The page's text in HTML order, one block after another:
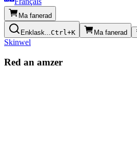
Ma fanerad
Enklask...Ctrl+K Ma fanerad
Skinwel
Red an amzer